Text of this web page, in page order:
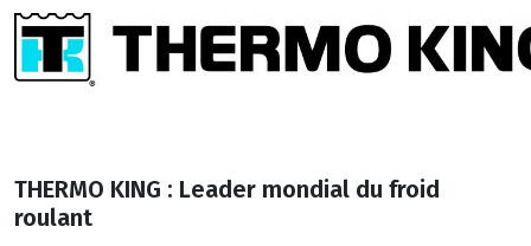
THERMO KING : Leader mondial du froid
roulant